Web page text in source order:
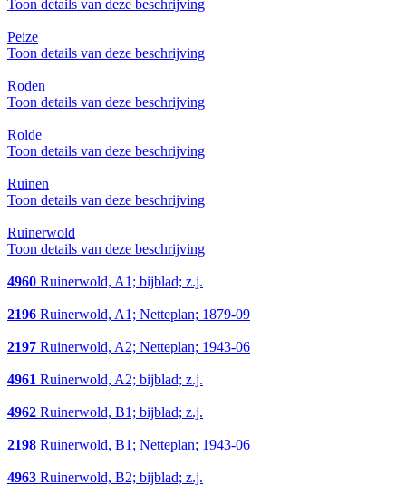
Toon details van deze beschrijving
Peize
Toon details van deze beschrijving
Roden
Toon details van deze beschrijving
Rolde
Toon details van deze beschrijving
Ruinen
Toon details van deze beschrijving
Ruinerwold
Toon details van deze beschrijving
4960 Ruinerwold, A1; bijblad; z.j.
2196 Ruinerwold, A1; Netteplan; 1879-09
2197 Ruinerwold, A2; Netteplan; 1943-06
4961 Ruinerwold, A2; bijblad; z.j.
4962 Ruinerwold, B1; bijblad; z.j.
2198 Ruinerwold, B1; Netteplan; 1943-06
4963 Ruinerwold, B2; bijblad; z.j.